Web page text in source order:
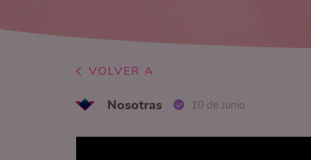
VOLVER A
Nosotras 10 de Junio